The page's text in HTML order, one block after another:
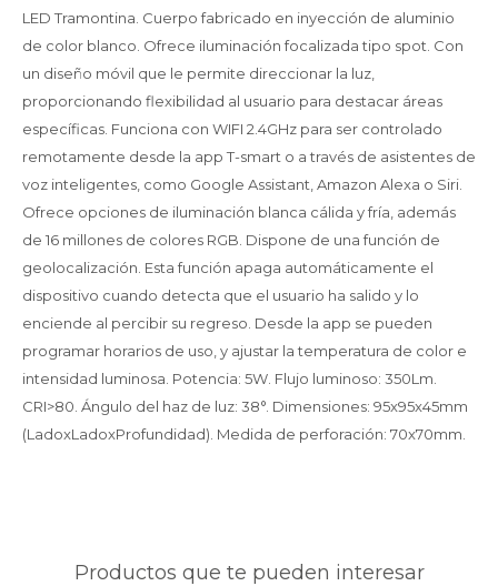
LED Tramontina. Cuerpo fabricado en inyección de aluminio
de color blanco. Ofrece iluminación focalizada tipo spot. Con
un diseño móvil que le permite direccionar la luz,
proporcionando flexibilidad al usuario para destacar áreas
específicas. Funciona con WIFI 2.4GHz para ser controlado
remotamente desde la app T-smart o a través de asistentes de
voz inteligentes, como Google Assistant, Amazon Alexa o Siri.
Ofrece opciones de iluminación blanca cálida y fría, además
de 16 millones de colores RGB. Dispone de una función de
geolocalización. Esta función apaga automáticamente el
dispositivo cuando detecta que el usuario ha salido y lo
enciende al percibir su regreso. Desde la app se pueden
programar horarios de uso, y ajustar la temperatura de color e
intensidad luminosa. Potencia: 5W. Flujo luminoso: 350Lm.
CRI>80. Ángulo del haz de luz: 38°. Dimensiones: 95x95x45mm
(LadoxLadoxProfundidad). Medida de perforación: 70x70mm.
Productos que te pueden interesar